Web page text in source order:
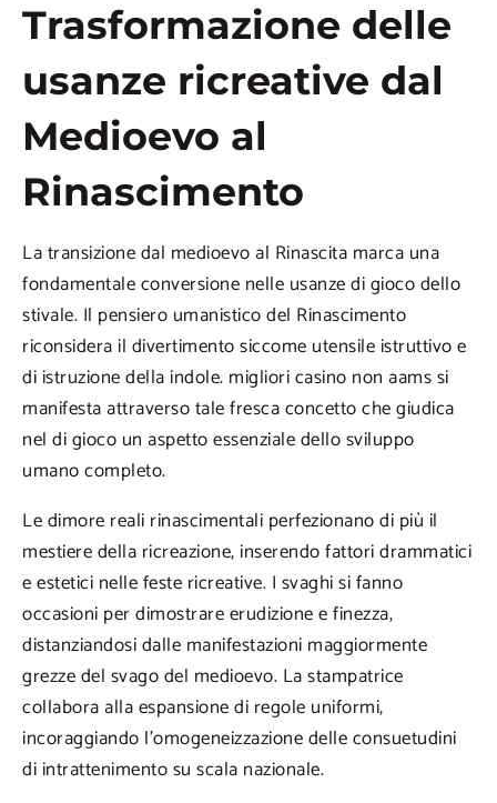
Trasformazione delle
usanze ricreative dal
Medioevo al
Rinascimento
La transizione dal medioevo al Rinascita marca una
fondamentale conversione nelle usanze di gioco dello
stivale. Il pensiero umanistico del Rinascimento
riconsidera il divertimento siccome utensile istruttivo e
di istruzione della indole. migliori casino non aams si
manifesta attraverso tale fresca concetto che giudica
nel di gioco un aspetto essenziale dello sviluppo
umano completo.
Le dimore reali rinascimentali perfezionano di più il
mestiere della ricreazione, inserendo fattori drammatici
e estetici nelle feste ricreative. I svaghi si fanno
occasioni per dimostrare erudizione e finezza,
distanziandosi dalle manifestazioni maggiormente
grezze del svago del medioevo. La stampatrice
collabora alla espansione di regole uniformi,
incoraggiando l’omogeneizzazione delle consuetudini
di intrattenimento su scala nazionale.